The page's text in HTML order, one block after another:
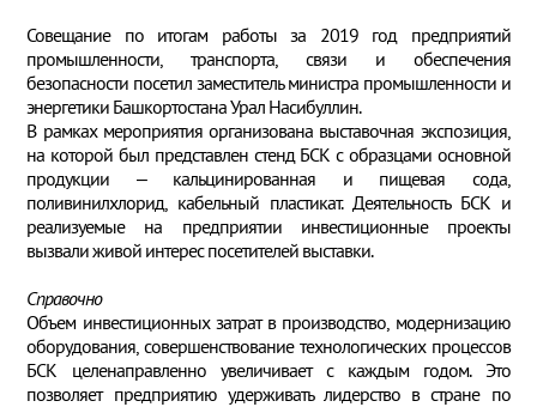
Совещание по итогам работы за 2019 год предприятий
промышленности, транспорта, связи и обеспечения
безопасности посетил заместитель министра промышленности и
энергетики Башкортостана Урал Насибуллин.
В рамках мероприятия организована выставочная экспозиция,
на которой был представлен стенд БСК с образцами основной
продукции – кальцинированная и пищевая сода,
поливинилхлорид, кабельный пластикат. Деятельность БСК и
реализуемые на предприятии инвестиционные проекты
вызвали живой интерес посетителей выставки.
Справочно
Объем инвестиционных затрат в производство, модернизацию
оборудования, совершенствование технологических процессов
БСК целенаправленно увеличивает с каждым годом. Это
позволяет предприятию удерживать лидерство в стране по